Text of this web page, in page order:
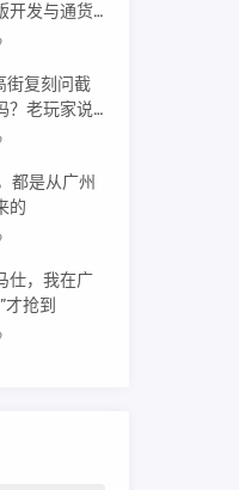
开发与通货
街复刻问截
？老玩家说
都是从广州
的
仕，我在广
才抢到